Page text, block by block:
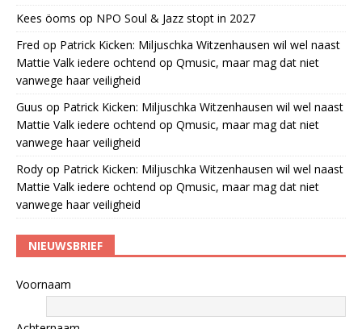
Kees öoms op NPO Soul & Jazz stopt in 2027
Fred op Patrick Kicken: Miljuschka Witzenhausen wil wel naast
Mattie Valk iedere ochtend op Qmusic, maar mag dat niet
vanwege haar veiligheid
Guus op Patrick Kicken: Miljuschka Witzenhausen wil wel naast
Mattie Valk iedere ochtend op Qmusic, maar mag dat niet
vanwege haar veiligheid
Rody op Patrick Kicken: Miljuschka Witzenhausen wil wel naast
Mattie Valk iedere ochtend op Qmusic, maar mag dat niet
vanwege haar veiligheid
NIEUWSBRIEF
Voornaam